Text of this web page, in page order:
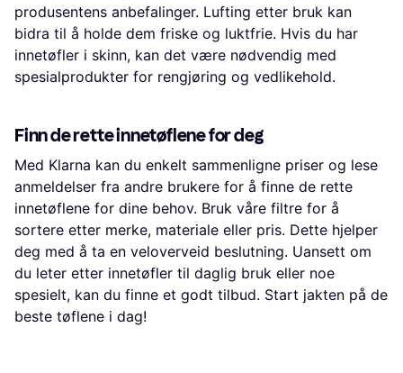
produsentens anbefalinger. Lufting etter bruk kan
bidra til å holde dem friske og luktfrie. Hvis du har
innetøfler i skinn, kan det være nødvendig med
spesialprodukter for rengjøring og vedlikehold.
Finn de rette innetøflene for deg
Med Klarna kan du enkelt sammenligne priser og lese
anmeldelser fra andre brukere for å finne de rette
innetøflene for dine behov. Bruk våre filtre for å
sortere etter merke, materiale eller pris. Dette hjelper
deg med å ta en veloverveid beslutning. Uansett om
du leter etter innetøfler til daglig bruk eller noe
spesielt, kan du finne et godt tilbud. Start jakten på de
beste tøflene i dag!